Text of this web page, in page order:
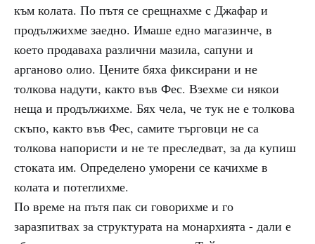
към колата. По пътя се срещнахме с Джафар и
продължихме заедно. Имаше едно магазинче, в
което продаваха различни мазила, сапуни и
арганово олио. Цените бяха фиксирани и не
толкова надути, както във Фес. Взехме си някои
неща и продължихме. Бях чела, че тук не е толкова
скъпо, както във Фес, самите търговци не са
толкова напористи и не те преследват, за да купиш
стоката им. Определено уморени се качихме в
колата и потеглихме.
По време на пътя пак си говорихме и го
заразпитвах за структурата на монархията - дали е